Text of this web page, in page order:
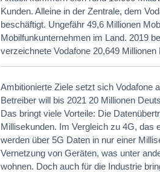
Kunden. Alleine in der Zentrale, dem
beschäftigt. Ungefähr 49,6 Millionen
Mobilfunkunternehmen im Land. 2019
verzeichnete Vodafone 20,649
Ambitionierte Ziele setzt sich Vodafone
Betreiber will bis 2021 20 Millionen
Das bringt viele Vorteile: Die
Millisekunden. Im Vergleich zu 4G, das
werden über 5G Daten in nur einer
Vernetzung von Geräten, was unter
wohnen. Doch auch für die Industrie